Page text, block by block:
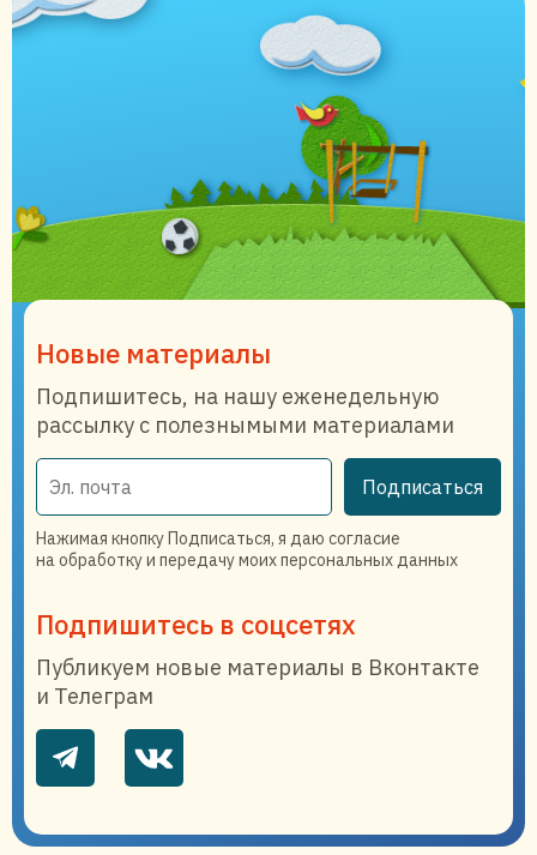
Новые материалы
Подпишитесь, на нашу еженедельную
рассылку с полезнымыми материалами
Подписаться
Нажимая кнопку Подписаться, я даю согласие
на обработку и передачу моих персональных данных
Подпишитесь в соцсетях
Публикуем новые материалы в Вконтакте
и Телеграм